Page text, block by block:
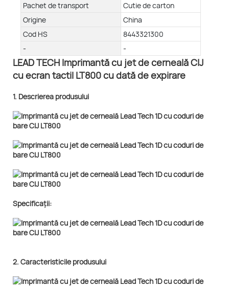
Pachet de transport
Cutie de carton
Origine
China
Cod HS
8443321300
-
-
LEAD TECH Imprimantă cu jet de cerneală CIJ
cu ecran tactil LT800 cu dată de expirare
1. Descrierea produsului
Specificații:
2. Caracteristicile produsului